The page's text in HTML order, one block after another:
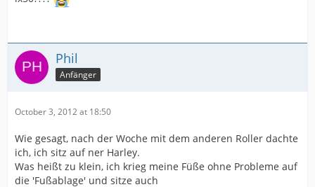
Phil
Anfänger
October 3, 2012 at 18:50
Wie gesagt, nach der Woche mit dem anderen Roller dachte
ich, ich sitz auf ner Harley.
Was heißt zu klein, ich krieg meine Füße ohne Probleme auf
die 'Fußablage' und sitze auch